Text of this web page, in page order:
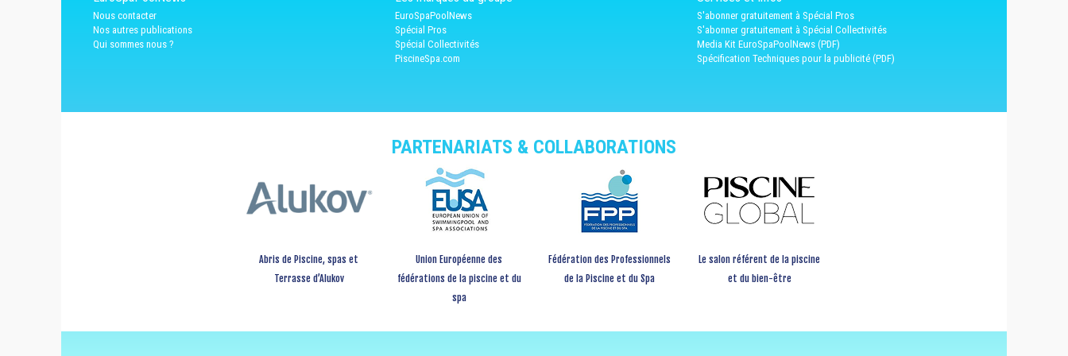
Nous contacter
Nos autres publications
Qui sommes nous ?
EuroSpaPoolNews
Spécial Pros
Spécial Collectivités
PiscineSpa.com
S'abonner gratuitement à Spécial Pros
S'abonner gratuitement à Spécial Collectivités
Media Kit EuroSpaPoolNews (PDF)
Spécification Techniques pour la publicité (PDF)
PARTENARIATS & COLLABORATIONS
Abris de Piscine, spas et
Terrasse d’Alukov
Union Européenne des
fédérations de la piscine et du
spa
Fédération des Professionnels
de la Piscine et du Spa
Le salon référent de la piscine
et du bien-être